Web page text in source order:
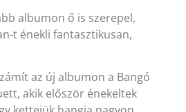
albumon ő is szerepel,
t énekli fantasztikusan,
az új albumon a Bangó
akik először énekeltek